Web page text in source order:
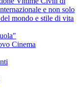
e non solo
mondo e stile di vita
Cinema